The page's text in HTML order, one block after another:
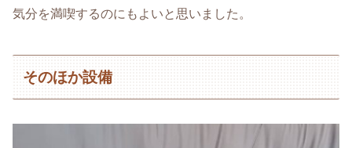
気分を満喫するのにもよいと思いました。
そのほか設備